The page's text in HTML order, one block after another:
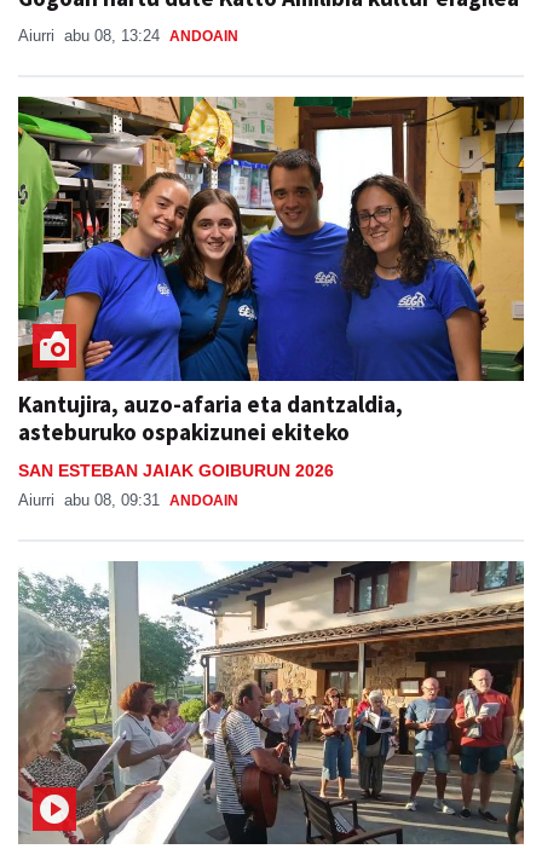
Aiurri abu 08, 13:24 ANDOAIN
Kantujira, auzo-afaria eta dantzaldia,
asteburuko ospakizunei ekiteko
SAN ESTEBAN JAIAK GOIBURUN 2026
Aiurri abu 08, 09:31 ANDOAIN